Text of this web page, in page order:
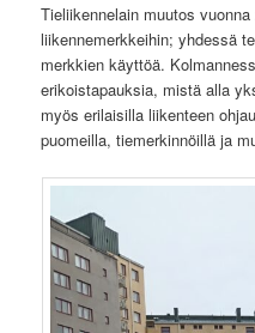
Tieliikennelain muutos
liikennemerkkeihin; yhdessä
merkkien käyttöä.
erikoistapauksia, mistä alla
myös erilaisilla liikenteen
puomeilla, tiemerkinnöillä ja